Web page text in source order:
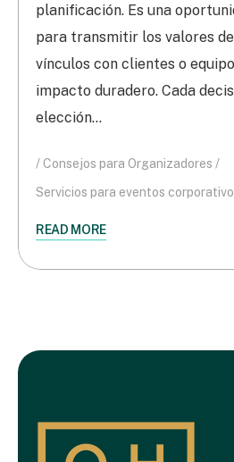
planificación. Es una
para transmitir los valores
vínculos con clientes o
impacto duradero. Cada
elección…
Consejos para Organizadores
Servicios para eventos
READ MORE